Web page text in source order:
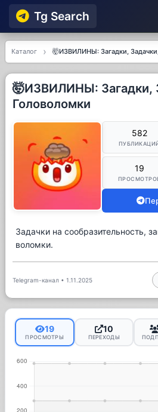
Tg Searсh
Каталог 🤯ИЗВИЛИНЫ: Загадки,
🤯ИЗВИЛИНЫ: Загадки,
Головоломки
582
19
Задачки на сообразительность,
воломки.
Telegram-канал • 1.11.2025
19
ПРОСМОТРЫ
10
ПЕРЕХОДЫ